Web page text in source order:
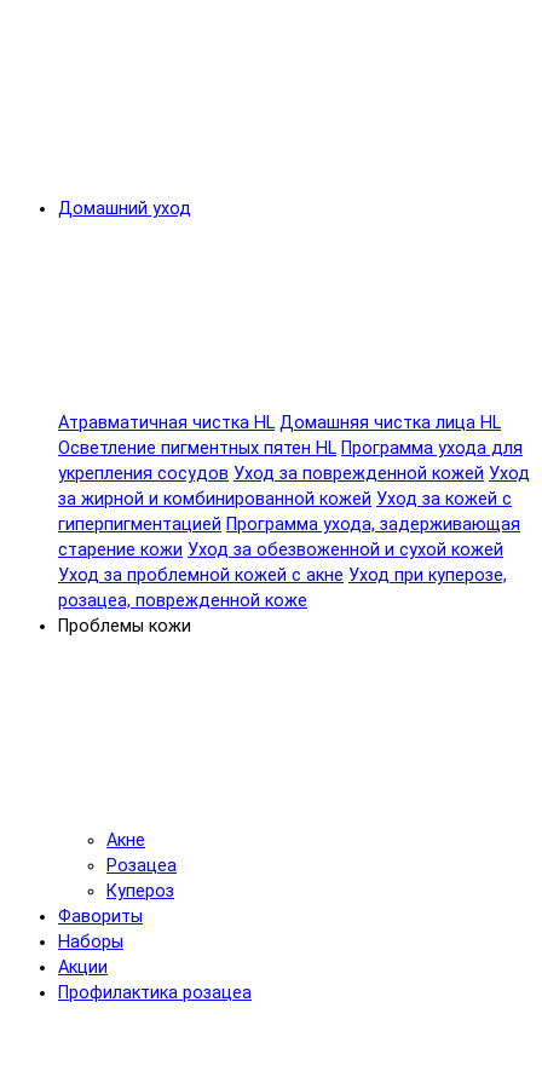
Домашний уход
Атравматичная чистка HL Домашняя чистка лица HL
Осветление пигментных пятен HL Программа ухода для
укрепления сосудов Уход за поврежденной кожей Уход
за жирной и комбинированной кожей Уход за кожей с
гиперпигментацией Программа ухода, задерживающая
старение кожи Уход за обезвоженной и сухой кожей
Уход за проблемной кожей с акне Уход при куперозе,
розацеа, поврежденной коже
Проблемы кожи
Акне
Розацеа
Купероз
Фавориты
Наборы
Акции
Профилактика розацеа